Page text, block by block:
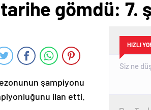
gömdü: 7.
şampiyonu
ilan etti.
HIZLI